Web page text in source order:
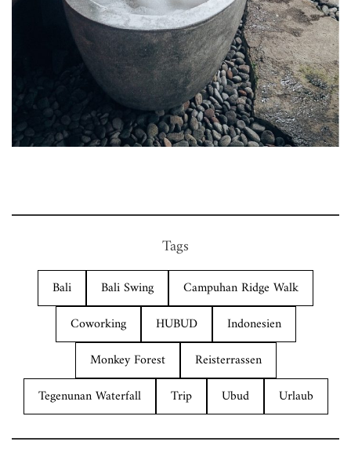
Tags
Bali Bali Swing
Campuhan Ridge Walk
Coworking
HUBUD
Indonesien
Monkey Forest
Reisterrassen
Tegenunan Waterfall
Trip Ubud Urlaub